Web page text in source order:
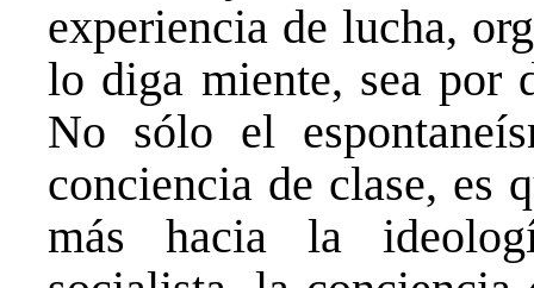
experiencia de lucha,
lo diga miente, sea por
No sólo el
conciencia de clase, es
más hacia la